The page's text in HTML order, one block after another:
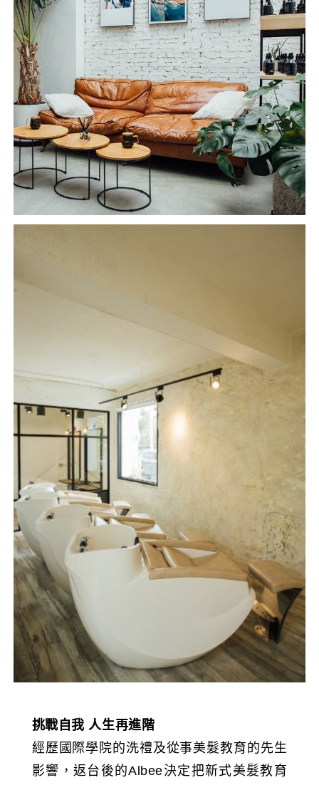
挑戰自我 人生再進階
經歷國際學院的洗禮及從事美髮教育的先生
影響，返台後的Albee決定把新式美髮教育